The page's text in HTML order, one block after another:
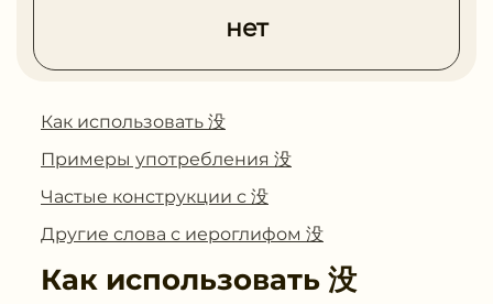
нет
Как использовать 没
Примеры употребления 没
Частые конструкции с 没
Другие слова с иероглифом 没
Как использовать 没